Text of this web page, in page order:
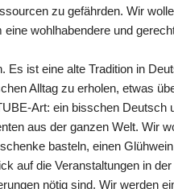
zu gefährden. Wir
wohlhabendere und
Es ist eine alte Tradition in
Alltag zu erholen, etwas
Art: ein bisschen Deutsch
aus der ganzen Welt. Wir
basteln, einen
auf die Veranstaltungen in
nötig sind. Wir werden